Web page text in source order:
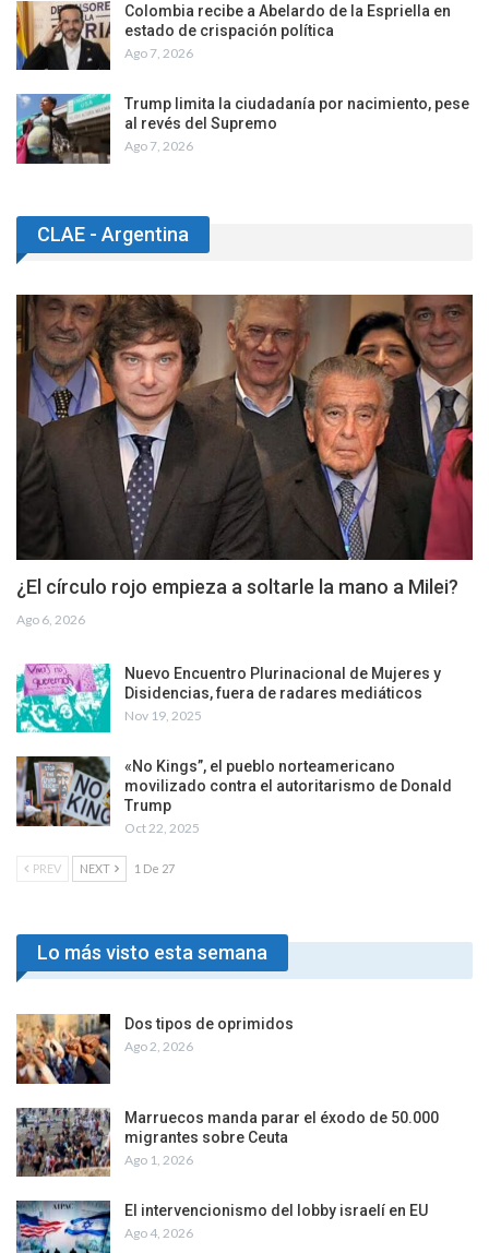
Colombia recibe a Abelardo de la Espriella en
estado de crispación política
Ago 7, 2026
Trump limita la ciudadanía por nacimiento, pese
al revés del Supremo
Ago 7, 2026
CLAE - Argentina
¿El círculo rojo empieza a soltarle la mano a Milei?
Ago 6, 2026
Nuevo Encuentro Plurinacional de Mujeres y
Disidencias, fuera de radares mediáticos
Nov 19, 2025
«No Kings”, el pueblo norteamericano
movilizado contra el autoritarismo de Donald
Trump
Oct 22, 2025
PREV NEXT 1 De 27
Lo más visto esta semana
Dos tipos de oprimidos
Ago 2, 2026
Marruecos manda parar el éxodo de 50.000
migrantes sobre Ceuta
Ago 1, 2026
El intervencionismo del lobby israelí en EU
Ago 4, 2026